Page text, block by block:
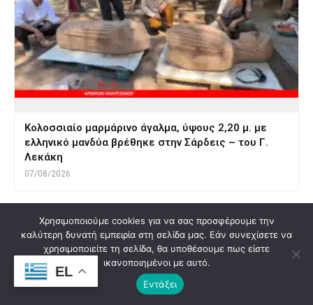
Κολοσσιαίο μαρμάρινο άγαλμα, ύψους 2,20 μ. με
ελληνικό μανδύα βρέθηκε στην Σάρδεις – του Γ.
Λεκάκη
07/08/2026
μινωικος πολιτισμος
παπουρα ΧΡΟΝΟΣ
Δημοφιλή άρθρα
EL
Χρησιμοποιούμε cookies για να σας προσφέρουμε την
καλύτερη δυνατή εμπειρία στη σελίδα μας. Εάν συνεχίσετε να
χρησιμοποιείτε τη σελίδα, θα υποθέσουμε πως είστε
ικανοποιημένοι με αυτό.
Εντάξει